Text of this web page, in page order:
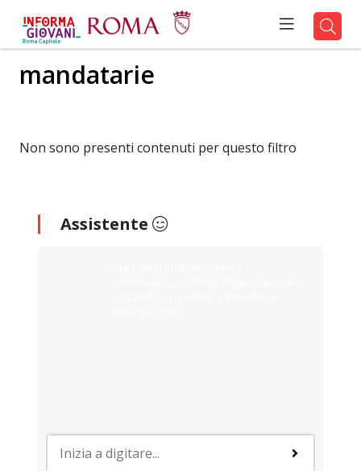
mandatarie
Non sono presenti contenuti per questo filtro
Assistente